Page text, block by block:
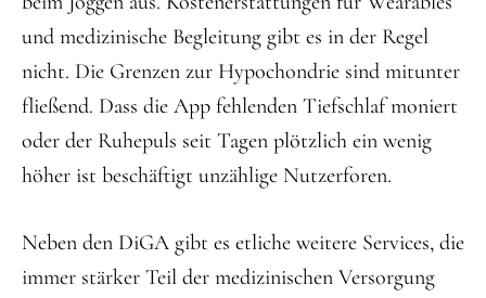
und medizinische Begleitung gibt es in der Regel
nicht. Die Grenzen zur Hypochondrie sind mitunter
fließend. Dass die App fehlenden Tiefschlaf moniert
oder der Ruhepuls seit Tagen plötzlich ein wenig
höher ist beschäftigt unzählige Nutzerforen.
Neben den DiGA gibt es etliche weitere Services, die
immer stärker Teil der medizinischen Versorgung